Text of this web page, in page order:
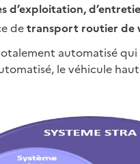
d’exploitation,
detransport routier de
automatisé
le véhicule